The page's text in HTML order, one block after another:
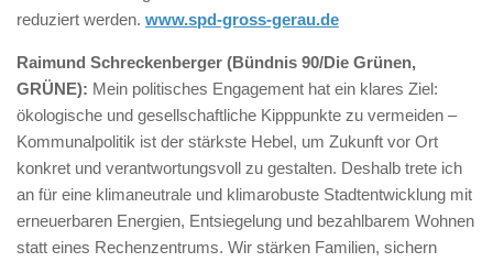
reduziert werden. www.spd-gross-gerau.de
Raimund Schreckenberger (Bündnis 90/Die Grünen,
GRÜNE): Mein politisches Engagement hat ein klares Ziel:
ökologische und gesellschaftliche Kipppunkte zu vermeiden –
Kommunalpolitik ist der stärkste Hebel, um Zukunft vor Ort
konkret und verantwortungsvoll zu gestalten. Deshalb trete ich
an für eine klimaneutrale und klimarobuste Stadtentwicklung mit
erneuerbaren Energien, Entsiegelung und bezahlbarem Wohnen
statt eines Rechenzentrums. Wir stärken Familien, sichern